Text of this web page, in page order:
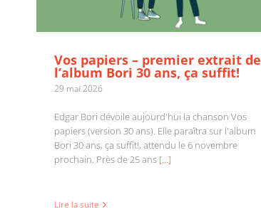
Vos papiers – premier extrait de
l’album Bori 30 ans, ça suffit!
29 mai 2026
Edgar Bori dévoile aujourd'hui la chanson Vos
papiers (version 30 ans). Elle paraîtra sur l'album
Bori 30 ans, ça suffit!, attendu le 6 novembre
prochain. Près de 25 ans [...]
Lire la suite
J’en veux : nouvel extrait de l’album